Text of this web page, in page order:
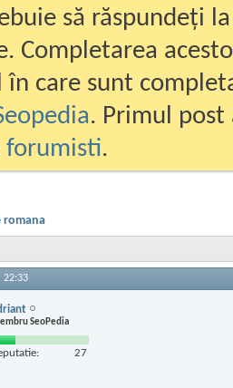
să răspundeți
Completarea
în care sunt
. Primul
forumisti.
romana
22:33
SeoPedia
27